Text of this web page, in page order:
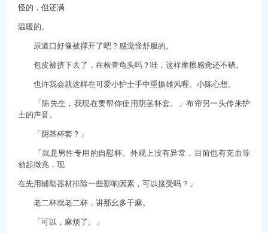
怪的，但还满
温暖的。
尿道口好像被撑开了吧？感觉怪舒服的。
包皮被挤下去了，在检查龟头吗？哇，这样摩擦感觉还不错。
也许我会就这样在可爱小护士手中重振雄风喔。小陈心想。
「陈先生，我现在要帮你使用阴茎杯套。」布帘另一头传来护
士的声音。
「阴茎杯套？」
「就是男性专用的自慰杯。外观上没有异常，目前也有充血等
勃起徵兆，现
在先用辅助器材排除一些影响因素，可以接受吗？」
老二杯就老二杯，讲那幺多干麻。
「可以，麻烦了。」